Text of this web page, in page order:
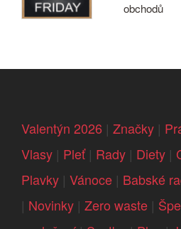
obchodů
Valentýn 2026 | Značky |
Vlasy | Pleť| Rady | Diety |
Plavky | Vánoce | Babské
| Novinky | Zero waste |